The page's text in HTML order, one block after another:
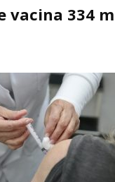
vacina 334